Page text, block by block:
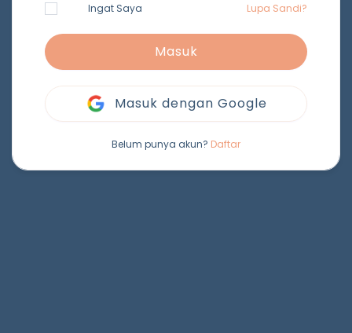
Ingat Saya Lupa Sandi?
Masuk
Masuk dengan Google
Belum punya akun? Daftar